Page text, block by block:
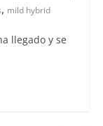
, mild hybrid
llegado y se